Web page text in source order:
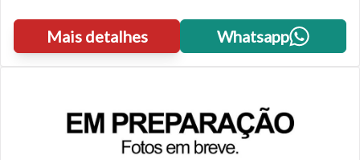
Mais detalhes Whatsapp